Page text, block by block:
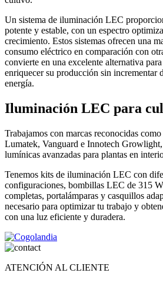
Un sistema de iluminación LEC
potente y estable, con un espectro
crecimiento. Estos sistemas ofrecen una
consumo eléctrico en comparación con
convierte en una excelente alternativa
enriquecer su producción sin incrementar
energía.
Iluminación LEC para
Trabajamos con marcas reconocidas
Lumatek, Vanguard e Innotech
lumínicas avanzadas para plantas en
Tenemos kits de iluminación LEC con
configuraciones, bombillas LEC de 315
completas, portalámparas y casquillos
necesario para optimizar tu trabajo y
con una luz eficiente y duradera.
ATENCIÓN AL CLIENTE